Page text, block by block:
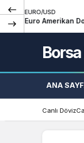
Doları 1,16 TRY
ANA
Canlı Döviz